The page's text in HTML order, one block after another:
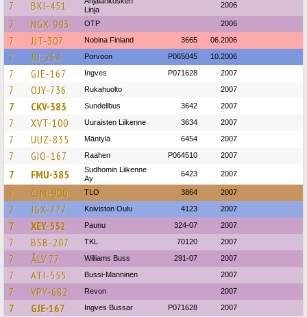
7 BKI-451
Linja
2006
7 NGX-993 OTP 2006
7 JJT-307 Nobina Finland 3665 06.2006
7 JIJ-254 Porvoon P065045 10.2006
7 GJE-167 Ingves P071628 2007
7 OJY-736 Rukahuolto 2007
7 CKV-383 Sundellbus 3642 2007
7 XVT-100 Uuraisten Liikenne 3634 2007
7 UUZ-835 Mäntylä 6454 2007
7 GIO-167 Raahen P064510 2007
7 FMU-385
Sudhomin Liikenne
Ay
6423 2007
7 CJM-900 TLO 3864 2007
7 JGX-777 Koiviston Oulu 4123 2007
7 XEY-552 Paunu 324-07 2007
7 BSB-207 TKL 70120 2007
7 ÅLV 77 Williams Buss 291-07 2007
7 ATI-555 Bussi-Manninen 2007
7 VPY-682 Revon 2007
7 GJE-167 Ingves Bussar P071628 2007